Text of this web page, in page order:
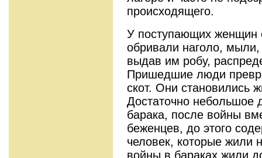
происходящего.
У поступающих женщин
обривали наголо,
выдав им робу,
Пришедшие люди
скот. Они становились
Достаточно небольшое
барака, после войны
беженцев, до этого
человек, которые жили
войны в бараках жили